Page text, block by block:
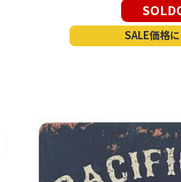
SALE価格